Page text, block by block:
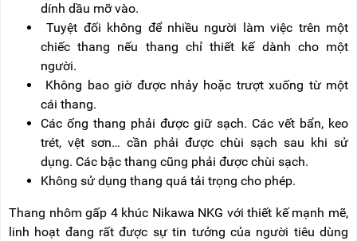
dính dầu mỡ vào.
Tuyệt đối không để nhiều người làm việc trên một
chiếc thang nếu thang chỉ thiết kế dành cho một
người.
Không bao giờ được nhảy hoặc trượt xuống từ một
cái thang.
Các ống thang phải được giữ sạch. Các vết bẩn, keo
trét, vệt sơn… cần phải được chùi sạch sau khi sử
dụng. Các bậc thang cũng phải được chùi sạch.
Không sử dụng thang quá tải trọng cho phép.
Thang nhôm gấp 4 khúc Nikawa NKG với thiết kế mạnh mẽ,
linh hoạt đang rất được sự tin tưởng của người tiêu dùng